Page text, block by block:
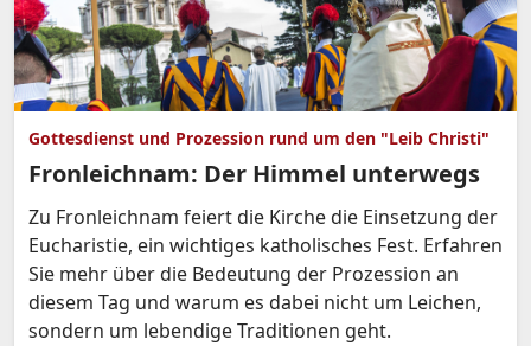
Gottesdienst und Prozession rund um den "Leib Christi"
Fronleichnam: Der Himmel unterwegs
Zu Fronleichnam feiert die Kirche die Einsetzung der
Eucharistie, ein wichtiges katholisches Fest. Erfahren
Sie mehr über die Bedeutung der Prozession an
diesem Tag und warum es dabei nicht um Leichen,
sondern um lebendige Traditionen geht.